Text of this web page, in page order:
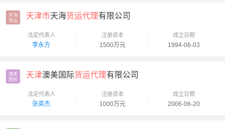
天海
货运
天津市天海货运代理有限公司
法定代表人
李永方
注册资本
1500万元
成立日期
1994-06-03
澳美
国际
天津澳美国际货运代理有限公司
法定代表人
张英杰
注册资本
1000万元
成立日期
2006-06-20